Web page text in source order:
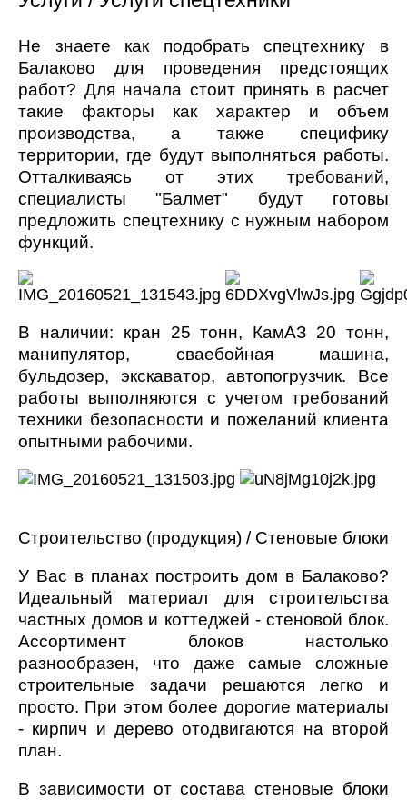
Не знаете как подобрать спецтехнику в
Балаково для проведения предстоящих
работ? Для начала стоит принять в расчет
такие факторы как характер и объем
производства, а также специфику
территории, где будут выполняться работы.
Отталкиваясь от этих требований,
специалисты "Балмет" будут готовы
предложить спецтехнику с нужным набором
функций.
В наличии: кран 25 тонн, КамАЗ 20 тонн,
манипулятор, сваебойная машина,
бульдозер, экскаватор, автопогрузчик. Все
работы выполняются с учетом требований
техники безопасности и пожеланий клиента
опытными рабочими.
Строительство (продукция) / Стеновые блоки
У Вас в планах построить дом в Балаково?
Идеальный материал для строительства
частных домов и коттеджей - стеновой блок.
Ассортимент блоков настолько
разнообразен, что даже самые сложные
строительные задачи решаются легко и
просто. При этом более дорогие материалы
- кирпич и дерево отодвигаются на второй
план.
В зависимости от состава стеновые блоки